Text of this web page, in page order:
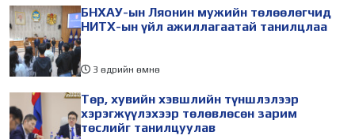
БНХАУ-ын Ляонин мужийн төлөөлөгчид
НИТХ-ын үйл ажиллагаатай танилцлаа
3 өдрийн өмнө
Төр, хувийн хэвшлийн түншлэлээр
хэрэгжүүлэхээр төлөвлөсөн зарим
төслийг танилцуулав